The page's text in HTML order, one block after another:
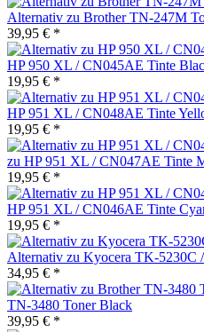
Alternativ zu Brother TN-247M
39,95 € *
HP 950 XL / CN045AE Tinte
19,95 € *
HP 951 XL / CN048AE Tinte
19,95 € *
zu HP 951 XL / CN047AE Tinte
19,95 € *
HP 951 XL / CN046AE Tinte
19,95 € *
Alternativ zu Kyocera TK-5230C
34,95 € *
TN-3480 Toner Black
39,95 € *